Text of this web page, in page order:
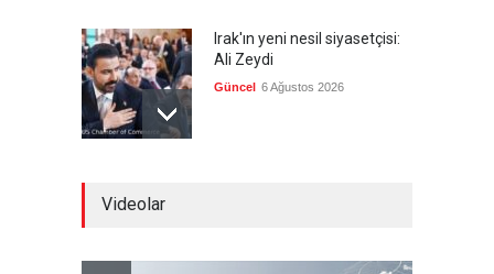
Irak'ın yeni nesil siyasetçisi:
Ali Zeydi
Güncel 6 Ağustos 2026
Videolar